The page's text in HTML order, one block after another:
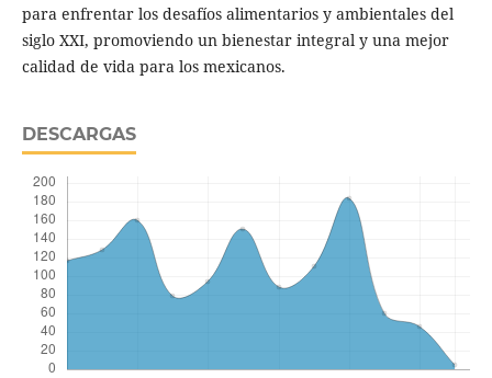
para enfrentar los desafíos alimentarios y ambientales del
siglo XXI, promoviendo un bienestar integral y una mejor
calidad de vida para los mexicanos.
DESCARGAS